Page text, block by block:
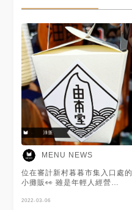
MENU NEWS
位在審計新村暮暮市集入口處的
小攤販👀 雖是年輕人經營👦🏻
粒粒分明且稍有硬度的油飯😳
2022-03-06